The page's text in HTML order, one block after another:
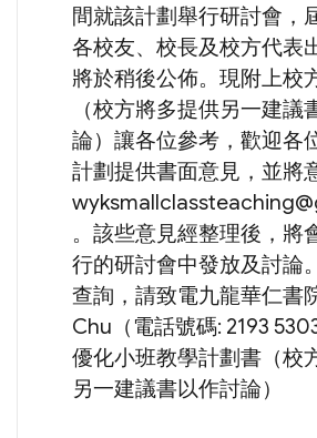
間就該計劃舉行研討會，
各校友、校長及校方代表
將於稍後公佈。現附上校
（校方將多提供另一建議
論）讓各位參考，歡迎各
計劃提供書面意見，並將
。該些意見經整理後，將
行的研討會中發放及討論
查詢，請致電九龍華仁書
Chu（電話號碼: 2193
優化小班教學計劃書（校
另一建議書以作討論）